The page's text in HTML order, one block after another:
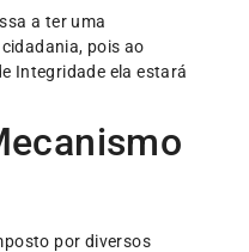
a ter uma
pois ao
Integridade ela estará
por diversos